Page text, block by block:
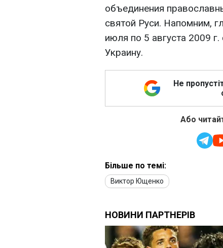
объединения
святой Руси. Напомним,
июля по 5 августа 2009
Украину.
Не
Або
Більше по темі:
Виктор Ющенко